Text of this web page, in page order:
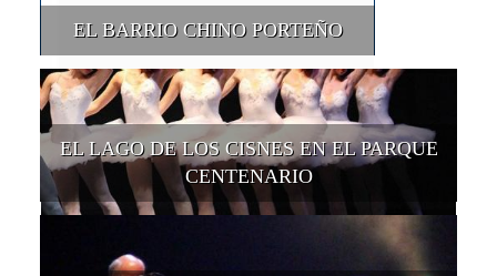
EL BARRIO CHINO PORTEÑO
EL LAGO DE LOS CISNES EN EL PARQUE
CENTENARIO